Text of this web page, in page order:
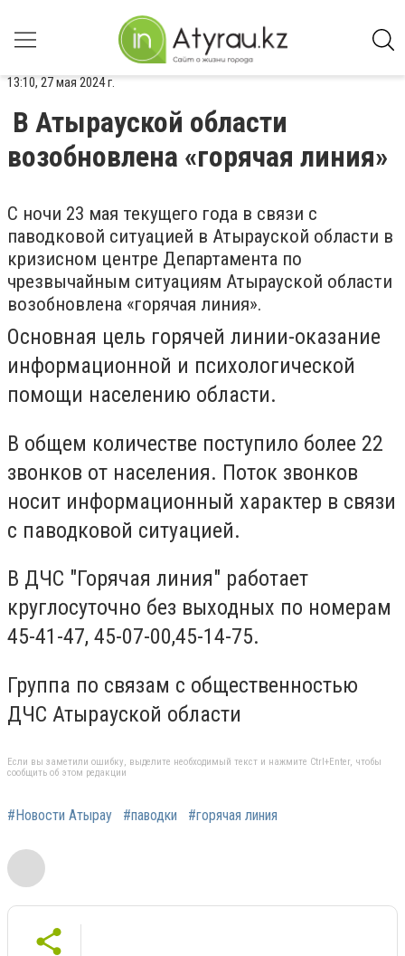
13:10, 27 мая 2024 г.
В Атырауской области
возобновлена «горячая линия»
С ночи 23 мая текущего года в связи с
паводковой ситуацией в Атырауской области в
кризисном центре Департамента по
чрезвычайным ситуациям Атырауской области
возобновлена «горячая линия».
Основная цель горячей линии-оказание
информационной и психологической
помощи населению области.
В общем количестве поступило более 22
звонков от населения. Поток звонков
носит информационный характер в связи
с паводковой ситуацией.
В ДЧС "Горячая линия" работает
круглосуточно без выходных по номерам
45-41-47, 45-07-00,45-14-75.
Группа по связам с общественностью
ДЧС Атырауской области
Если вы заметили ошибку, выделите необходимый текст и нажмите Ctrl+Enter, чтобы
сообщить об этом редакции
#Новости Атырау #паводки #горячая линия